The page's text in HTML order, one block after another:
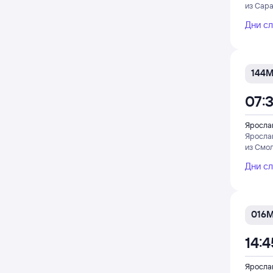
из
Дни
144М
из
Дни